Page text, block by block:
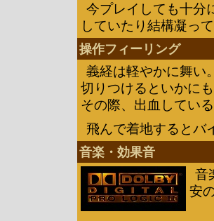
今プレイしても十分
していたり結構凝って
操作フィーリング
義経は軽やかに舞い
切りつけるといかに
その際、出血してい
飛んで着地するとバ
音楽・効果音
音
安